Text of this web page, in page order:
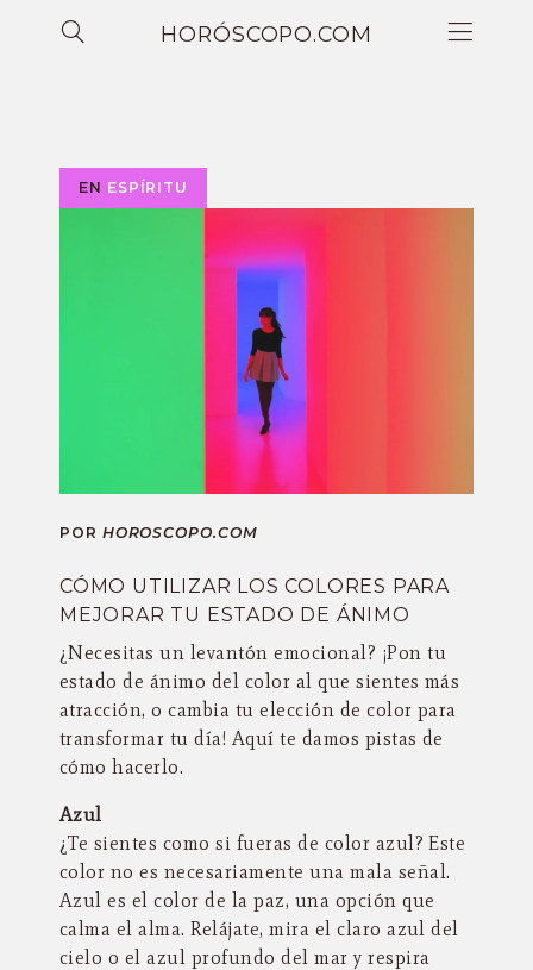
HORÓSCOPO.COM
EN ESPÍRITU
POR HOROSCOPO.COM
CÓMO UTILIZAR LOS COLORES PARA
MEJORAR TU ESTADO DE ÁNIMO
¿Necesitas un levantón emocional? ¡Pon tu
estado de ánimo del color al que sientes más
atracción, o cambia tu elección de color para
transformar tu día! Aquí te damos pistas de
cómo hacerlo.
Azul
¿Te sientes como si fueras de color azul? Este
color no es necesariamente una mala señal.
Azul es el color de la paz, una opción que
calma el alma. Relájate, mira el claro azul del
cielo o el azul profundo del mar y respira